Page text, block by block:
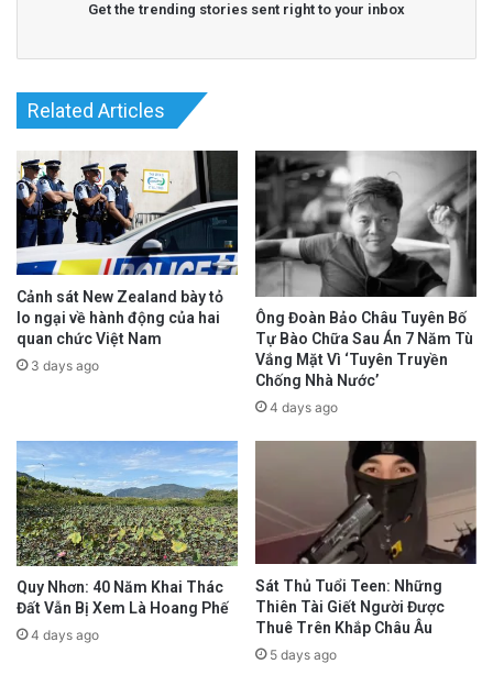
Get the trending stories sent right to your inbox
Related Articles
Cảnh sát New Zealand bày tỏ
lo ngại về hành động của hai
quan chức Việt Nam
3 days ago
Ông Đoàn Bảo Châu Tuyên Bố
Tự Bào Chữa Sau Án 7 Năm Tù
Vắng Mặt Vì ‘Tuyên Truyền
Chống Nhà Nước’
4 days ago
Quy Nhơn: 40 Năm Khai Thác
Đất Vẫn Bị Xem Là Hoang Phế
4 days ago
Sát Thủ Tuổi Teen: Những
Thiên Tài Giết Người Được
Thuê Trên Khắp Châu Âu
5 days ago